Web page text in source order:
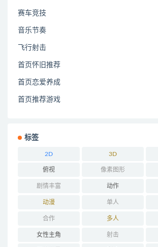
赛车竞技
音乐节奏
飞行射击
首页怀旧推荐
首页恋爱养成
首页推荐游戏
标签
2D 3D
俯视 像素图形
剧情丰富 动作
动漫 单人
合作 多人
女性主角 射击